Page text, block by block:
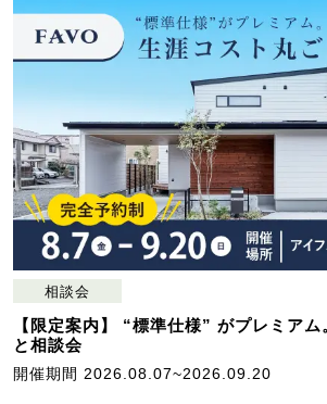
相談会
【限定案内】 “標準仕様” がプレミア
と相談会
開催期間 2026.08.07~2026.09.20